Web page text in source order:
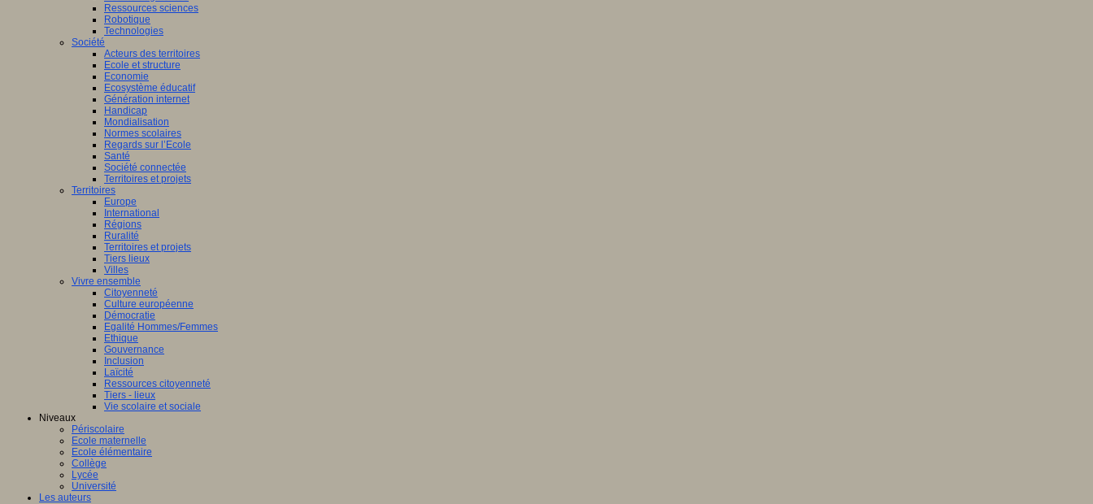
Ressources sciences
Robotique
Technologies
Société
Acteurs des territoires
Ecole et structure
Economie
Ecosystème éducatif
Génération internet
Handicap
Mondialisation
Normes scolaires
Regards sur l’Ecole
Santé
Société connectée
Territoires et projets
Territoires
Europe
International
Régions
Ruralité
Territoires et projets
Tiers lieux
Villes
Vivre ensemble
Citoyenneté
Culture européenne
Démocratie
Egalité Hommes/Femmes
Ethique
Gouvernance
Inclusion
Laïcité
Ressources citoyenneté
Tiers - lieux
Vie scolaire et sociale
Niveaux
Périscolaire
Ecole maternelle
Ecole élémentaire
Collège
Lycée
Université
Les auteurs